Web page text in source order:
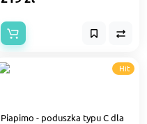
Hit
Piapimo - poduszka typu C dla